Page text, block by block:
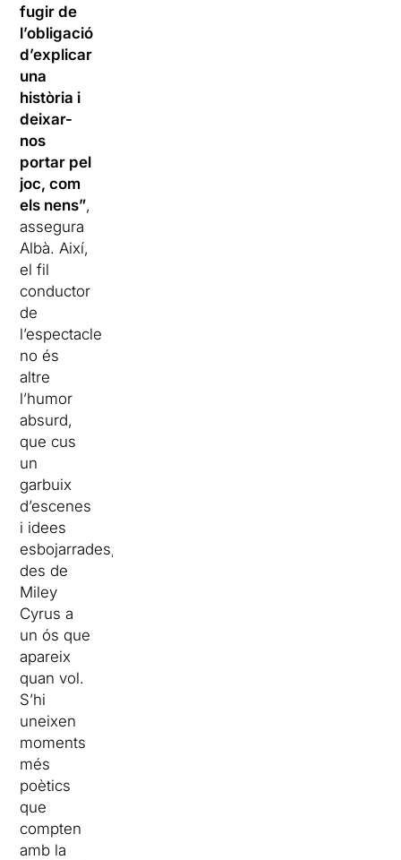
fugir de
l’obligació
d’explicar
una
història i
deixar-
nos
portar pel
joc, com
els nens”,
assegura
Albà. Així,
el fil
conductor
de
l’espectacle
no és
altre
l’humor
absurd,
que cus
un
garbuix
d’escenes
i idees
esbojarrades,
des de
Miley
Cyrus a
un ós que
apareix
quan vol.
S’hi
uneixen
moments
més
poètics
que
compten
amb la